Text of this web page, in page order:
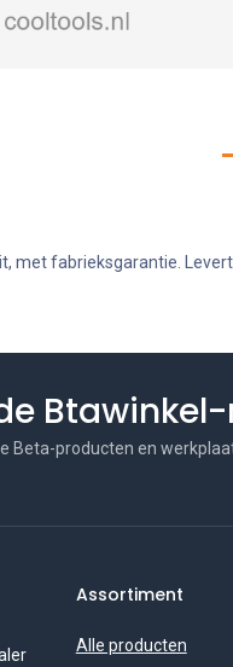
met fabrieksgarantie.
Beta-producten en
Assortiment
Alle producten